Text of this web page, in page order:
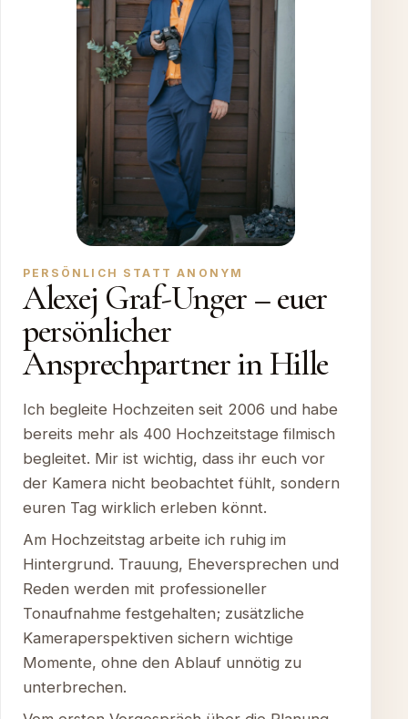
PERSÖNLICH STATT ANONYM
Alexej Graf-Unger – euer
persönlicher
Ansprechpartner in Hille
Ich begleite Hochzeiten seit 2006 und habe
bereits mehr als 400 Hochzeitstage filmisch
begleitet. Mir ist wichtig, dass ihr euch vor
der Kamera nicht beobachtet fühlt, sondern
euren Tag wirklich erleben könnt.
Am Hochzeitstag arbeite ich ruhig im
Hintergrund. Trauung, Eheversprechen und
Reden werden mit professioneller
Tonaufnahme festgehalten; zusätzliche
Kameraperspektiven sichern wichtige
Momente, ohne den Ablauf unnötig zu
unterbrechen.